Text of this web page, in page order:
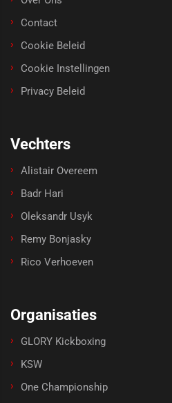
Contact
Cookie Beleid
Cookie Instellingen
Privacy Beleid
Vechters
Alistair Overeem
Badr Hari
Oleksandr Usyk
Remy Bonjasky
Rico Verhoeven
Organisaties
GLORY Kickboxing
KSW
One Championship